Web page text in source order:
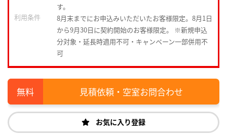
す。
利用条件
8月末までにお申込みいただいたお客様限定。8月1日
から9月30日に契約開始のお客様限定。 ※新規申込
分対象・延長時適用不可・キャンペーン一部併用不
可
見積依頼・空室お問合わせ
お気に入り登録